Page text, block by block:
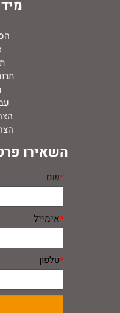
ה
השאירו
*שם
*אימייל
*טלפון